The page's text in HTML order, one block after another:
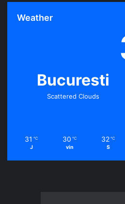
Weather
Bucuresti
Scattered Clouds
31 ℃
J
30 ℃
vin
32 ℃
S